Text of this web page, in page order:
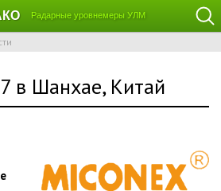
Радарные уровнемеры УЛМ
в Шанхае, Китай